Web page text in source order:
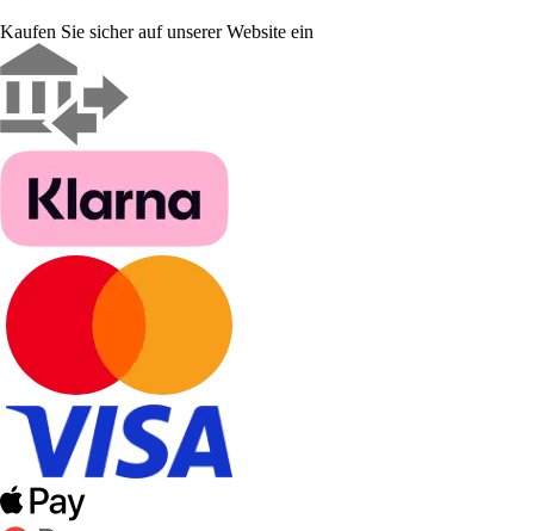
Kaufen Sie sicher auf unserer Website ein